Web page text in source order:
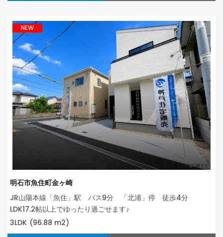
NEW
明石市魚住町金ヶ崎
JR山陽本線「魚住」駅 バス9分 「北浦」停 徒歩4分
LDK17.2帖以上でゆったり過ごせます♪
3LDK (96.88 m2)